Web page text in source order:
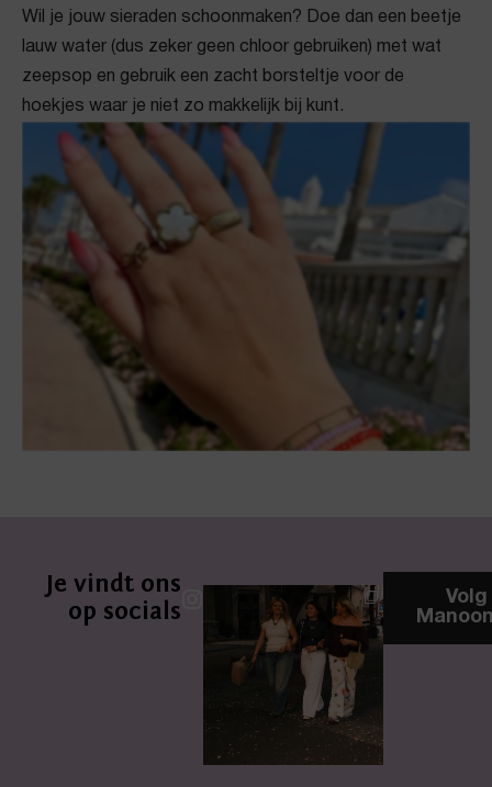
Wil je jouw sieraden schoonmaken? Doe dan een beetje
lauw water (dus zeker geen chloor gebruiken) met wat
zeepsop en gebruik een zacht borsteltje voor de
hoekjes waar je niet zo makkelijk bij kunt.
Je vindt ons
op socials
Volg